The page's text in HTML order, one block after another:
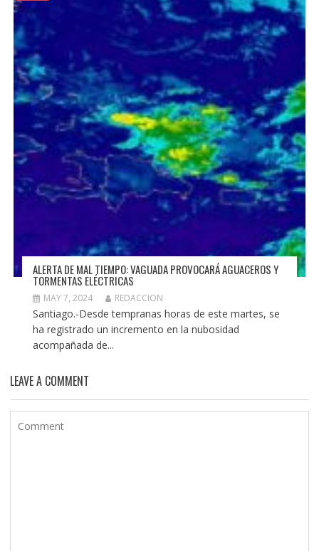
ALERTA DE MAL TIEMPO: VAGUADA PROVOCARÁ AGUACEROS Y
TORMENTAS ELÉCTRICAS
MAY 7, 2024 REDACCION
Santiago.-Desde tempranas horas de este martes, se
ha registrado un incremento en la nubosidad
acompañada de...
LEAVE A COMMENT